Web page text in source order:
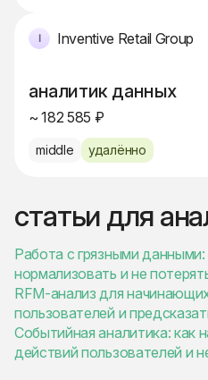
Inventive Retail Group
аналитик данных
~ 182 585 ₽
middle удалённо
статьи для
Работа с грязными данными:
нормализовать и не
RFM-анализ для
пользователей и
Событийная аналитика: как
действий пользователей и